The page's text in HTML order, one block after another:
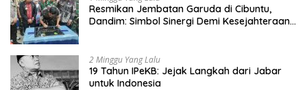
Resmikan Jembatan Garuda di Cibuntu,
Dandim: Simbol Sinergi Demi Kesejahteraan
2 Minggu Yang Lalu
19 Tahun IPeKB: Jejak Langkah dari Jabar
untuk Indonesia